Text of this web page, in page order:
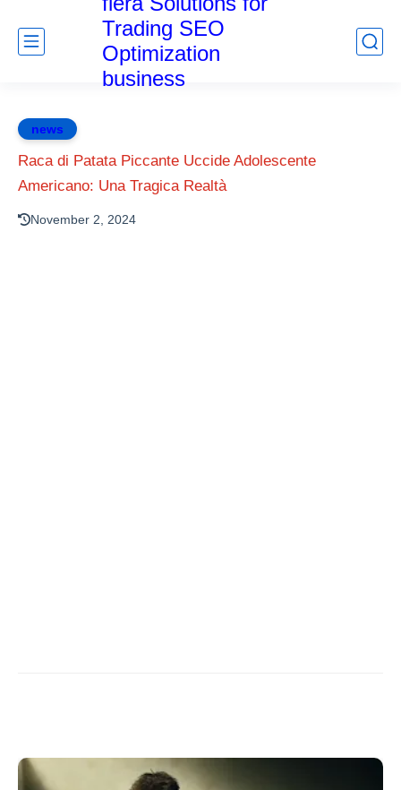
Trading SEO
Optimization
business
news
Raca di Patata Piccante Uccide Adolescente
Americano: Una Tragica Realtà
November 2, 2024